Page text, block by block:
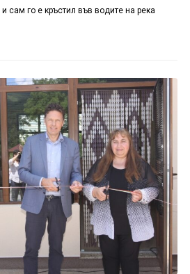
сам го е кръстил във водите на река